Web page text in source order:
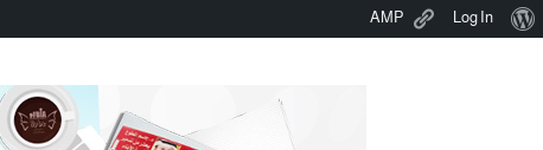
نبذةLog In
AMP